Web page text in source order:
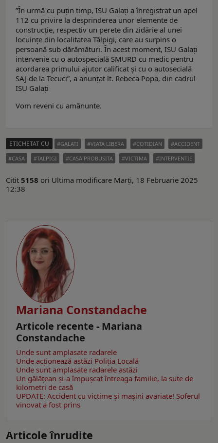
”În urmă cu puțin timp, ISU Galați a înregistrat un apel
112 cu privire la desprinderea unor elemente de
construcție, respectiv un perete din zidărie al unei
locuințe din localitatea Tălpigi, care au surpins o
persoană sub dărămături. În acest moment, ISU Galați
intervenie cu o autospecială SMURD cu medic pentru
acordarea primului ajutor calificat și cu o autosecială
SAJ de la Tecuci”, a anunțat lt. Rebeca Popa, din cadrul
ISU Galați
Vom reveni cu amănunte.
ETICHETAT CU GALATI VIATA LIBERA COTIDIAN
ACCIDENT
CASA
TALPIGI CASA PROBUSITA VICTIMA INTERVENTIE
Citit 5158 ori Ultima modificare Marți, 18 Februarie 2025
12:38
Mariana Constandache
Articole recente - Mariana
Constandache
Unde sunt amplasate radarele
Unde acționează astăzi Poliția Locală
Unde sunt amplasate radarele astăzi
Un gălăţean și-a împușcat întreaga familie, la sute de
kilometri de casă
UPDATE: Accident cu victime și mașini avariate! Șoferul
vinovat a fost prins
Articole înrudite